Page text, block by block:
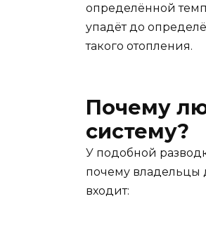
определённой
упадёт до
такого отопления.
Почему
систему?
У подобной
почему владельцы
входит: